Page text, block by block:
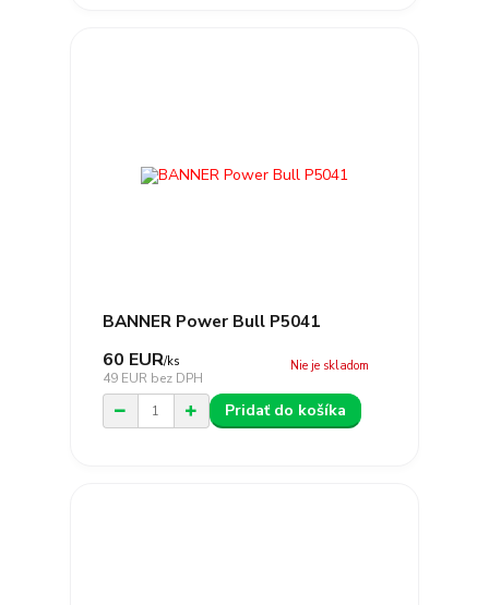
BANNER Power Bull P5041
60 EUR/ks
49 EUR bez DPH
Nie je skladom
Pridať do košíka